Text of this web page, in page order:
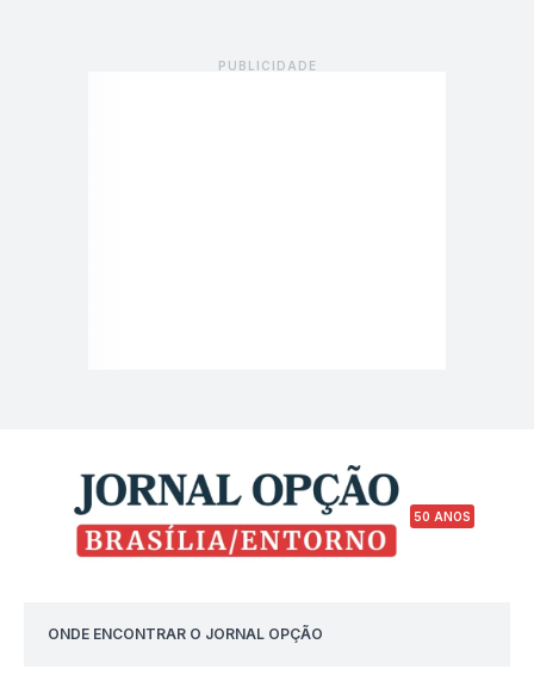
50 ANOS
ONDE ENCONTRAR O JORNAL OPÇÃO